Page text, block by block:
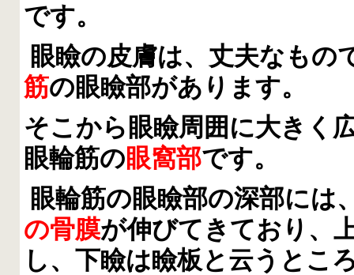
です。
眼瞼の皮膚は、丈夫なもの
筋の眼瞼部があります。
そこから眼瞼周囲に大きく
眼輪筋の眼窩部です。
眼輪筋の眼瞼部の深部には
の骨膜が伸びてきており、
し、下瞼は瞼板と云うとこ